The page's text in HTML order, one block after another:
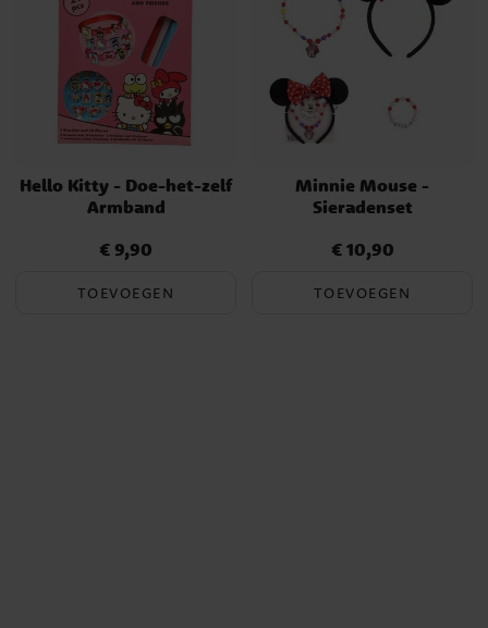
Hello Kitty - Doe-het-zelf
Armband
Prijs :€ 9,90
€ 9,90
TOEVOEGEN
Minnie Mouse -
Sieradenset
Prijs:€ 10,90
€ 10,90
TOEVOEGEN